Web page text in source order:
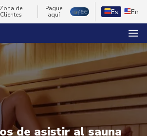
Zona de
Clientes
Pague
aquí
Es En
de asistir al sauna